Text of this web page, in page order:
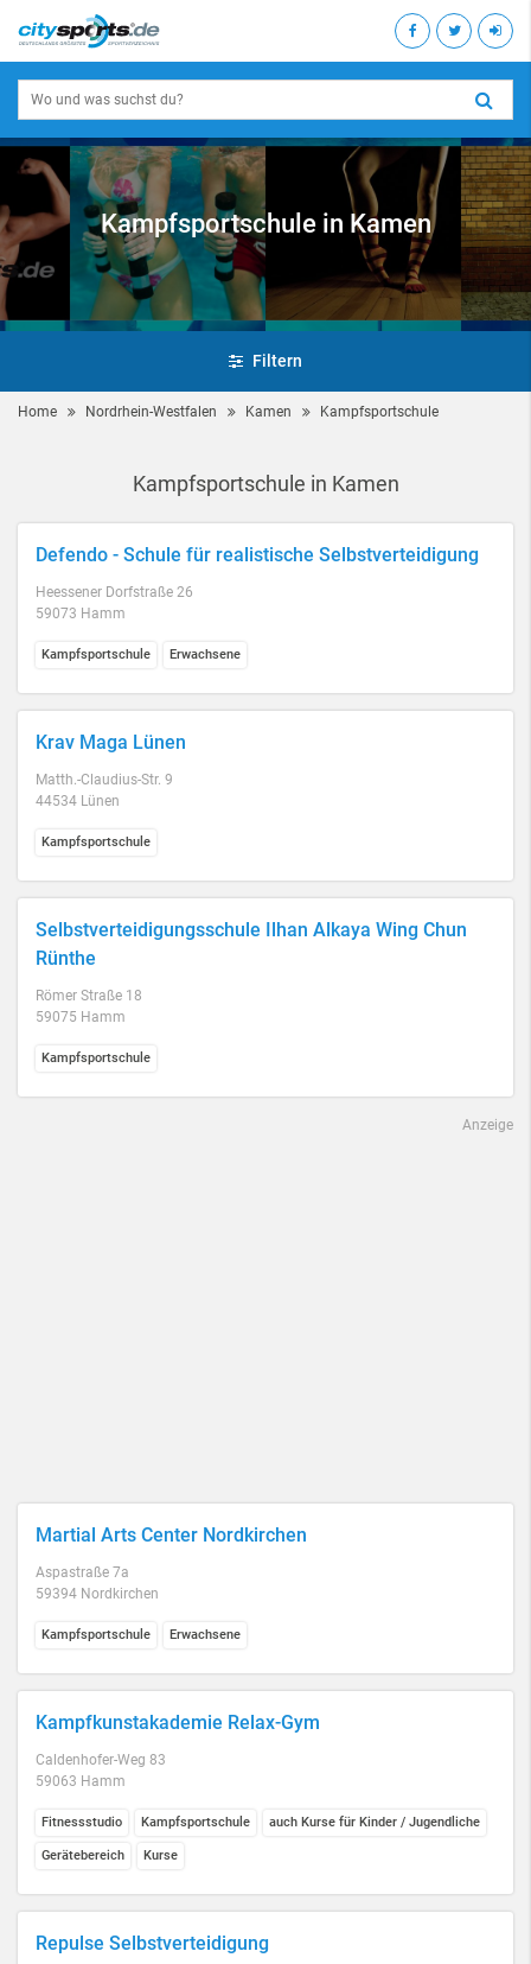
Kampfsportschule in Kamen
Filtern
Home Nordrhein-Westfalen Kamen Kampfsportschule
Kampfsportschule in Kamen
Defendo - Schule für realistische Selbstverteidigung
Heessener Dorfstraße 26
59073 Hamm
Kampfsportschule Erwachsene
Krav Maga Lünen
Matth.-Claudius-Str. 9
44534 Lünen
Kampfsportschule
Selbstverteidigungsschule Ilhan Alkaya Wing Chun
Rünthe
Römer Straße 18
59075 Hamm
Kampfsportschule
Anzeige
Martial Arts Center Nordkirchen
Aspastraße 7a
59394 Nordkirchen
Kampfsportschule Erwachsene
Kampfkunstakademie Relax-Gym
Caldenhofer-Weg 83
59063 Hamm
Fitnessstudio Kampfsportschule auch Kurse für Kinder / Jugendliche
Gerätebereich Kurse
Repulse Selbstverteidigung